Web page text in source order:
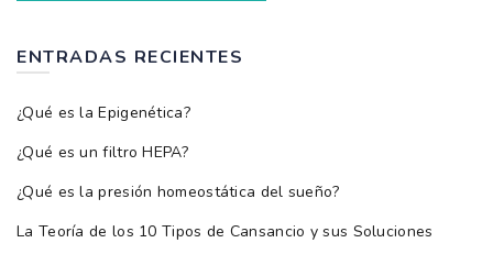
ENTRADAS RECIENTES
¿Qué es la Epigenética?
¿Qué es un filtro HEPA?
¿Qué es la presión homeostática del sueño?
La Teoría de los 10 Tipos de Cansancio y sus Soluciones